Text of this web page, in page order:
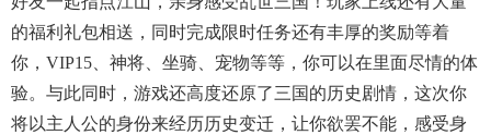
的福利礼包相送，同时完成限时任务还有丰厚的奖励等着
你，VIP15、神将、坐骑、宠物等等，你可以在里面尽情的体
验。与此同时，游戏还高度还原了三国的历史剧情，这次你
将以主人公的身份来经历历史变迁，让你欲罢不能，感受身